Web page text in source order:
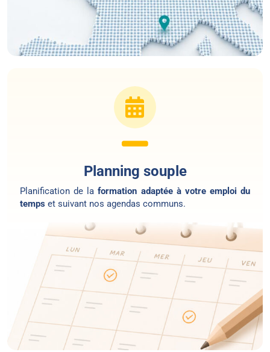
Planning souple
Planification de laformation adaptée à votre emploi du
temps et suivant nos agendas communs.